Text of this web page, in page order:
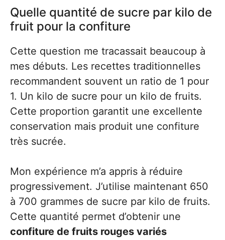
Quelle quantité de sucre par kilo de
fruit pour la confiture
Cette question me tracassait beaucoup à
mes débuts. Les recettes traditionnelles
recommandent souvent un ratio de 1 pour
1. Un kilo de sucre pour un kilo de fruits.
Cette proportion garantit une excellente
conservation mais produit une confiture
très sucrée.
Mon expérience m’a appris à réduire
progressivement. J’utilise maintenant 650
à 700 grammes de sucre par kilo de fruits.
Cette quantité permet d’obtenir une
confiture de fruits rouges variés